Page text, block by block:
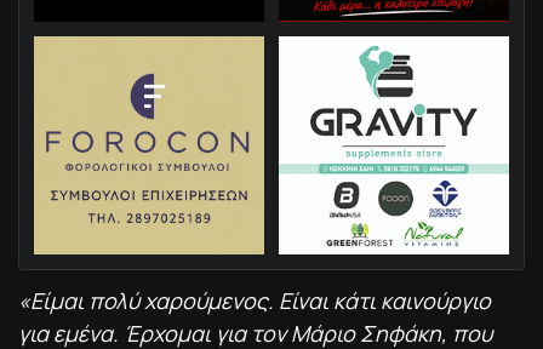
«Είμαι πολύ χαρούμενος. Είναι κάτι καινούργιο
για εμένα. Έρχομαι για τον Μάριο Σηφάκη, που